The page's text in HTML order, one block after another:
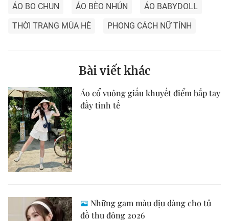
ÁO BO CHUN ÁO BÈO NHÚN
ÁO BABYDOLL
THỜI TRANG MÙA HÈ
PHONG CÁCH NỮ TÍNH
Bài viết khác
Áo cổ vuông giấu khuyết điểm bắp tay
đầy tinh tế
Những gam màu dịu dàng cho tủ
đồ thu đông 2026